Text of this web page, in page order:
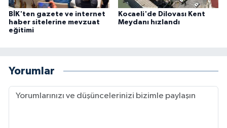
BİK'ten gazete ve internet
haber sitelerine mevzuat
eğitimi
Kocaeli'de Dilovası Kent
Meydanı hızlandı
Yorumlar